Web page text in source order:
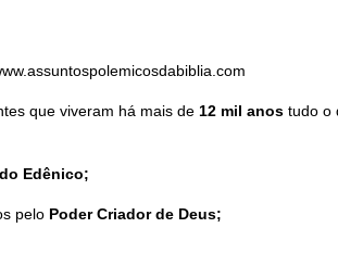
que viveram há mais de 12 mil anos tudo o
Edênico;
pelo Poder Criador de Deus;